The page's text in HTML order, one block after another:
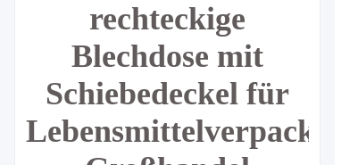
rechteckige
Blechdose mit
Schiebedeckel für